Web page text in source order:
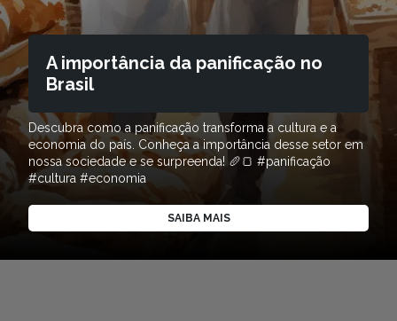
A importância da panificação no
Brasil
Descubra como a panificação transforma a cultura e a
economia do país. Conheça a importância desse setor em
nossa sociedade e se surpreenda! 🥖🍞 #panificação
#cultura #economia
SAIBA MAIS